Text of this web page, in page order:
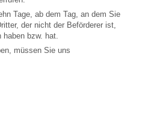
Tage, ab dem Tag, an dem Sie
der nicht der Beförderer ist,
bzw. hat.
müssen Sie uns